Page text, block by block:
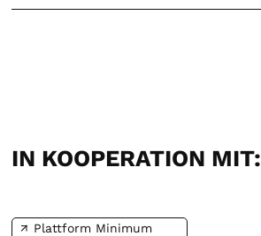
IN KOOPERATION MIT:
Plattform Minimum